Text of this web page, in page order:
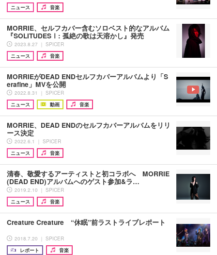
ニュース
音楽
MORRIE、セルフカバー含むソロベスト的なアルバム
『SOLITUDESⅠ: 孤絶の歌は天溶かし』発売
2023.8.27 ｜ SPICER
ニュース
音楽
MORRIEがDEAD ENDセルフカバーアルバムより「S
erafine」MVを公開
2022.8.31 ｜ SPICER
ニュース
動画 音楽
MORRIE、DEAD ENDのセルフカバーアルバムをリリ
ース決定
2022.6.1 ｜ SPICER
ニュース
音楽
清春、敬愛するアーティストと初コラボへ MORRIE
(DEAD END)アルバムへのゲスト参加&ラ…
2019.2.10 ｜ SPICER
ニュース
音楽
Creature Creature “休眠”前ラストライブレポート
2018.7.20 ｜ SPICER
レポート
音楽